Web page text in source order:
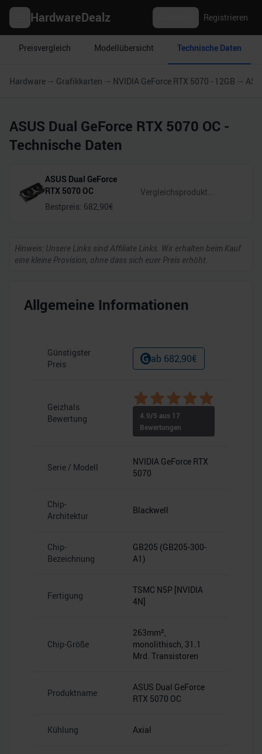
HardwareDealz Registrieren
Preisvergleich Modellübersicht Technische Daten
Hardware Grafikkarten NVIDIA GeForce RTX 5070 - 12GB
ASUS Dual GeForce RTX 5070 OC -
Technische Daten
ASUS Dual GeForce
RTX 5070 OC
Bestpreis: 682,90€
Hinweis: Unsere Links sind Affiliate Links. Wir erhalten beim Kauf
eine kleine Provision, ohne dass sich euer Preis erhöht.
Allgemeine Informationen
Günstigster
Preis
ab 682,90€
Geizhals
Bewertung
4.9/5 aus 17
Bewertungen
Serie / Modell
NVIDIA GeForce RTX
5070
Chip-
Architektur
Blackwell
Chip-
Bezeichnung
GB205 (GB205-300-
A1)
Fertigung
TSMC N5P [NVIDIA
4N]
Chip-Größe
263mm²,
monolithisch, 31.1
Mrd. Transistoren
Produktname
ASUS Dual GeForce
RTX 5070 OC
Kühlung Axial